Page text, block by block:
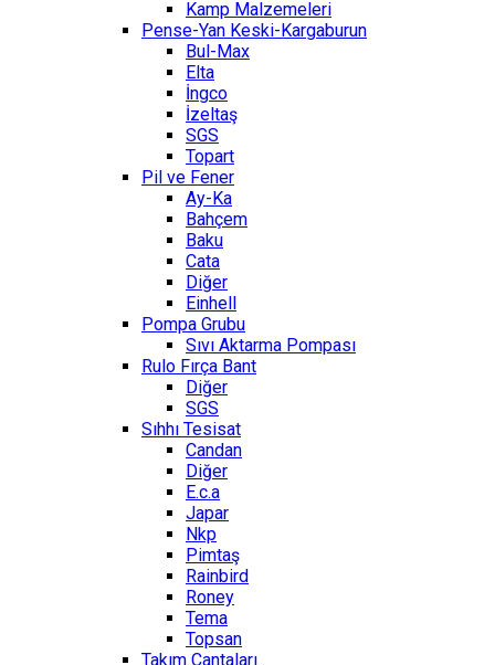
Kamp Malzemeleri
Pense-Yan Keski-Kargaburun
Bul-Max
Elta
İngco
İzeltaş
SGS
Topart
Pil ve Fener
Ay-Ka
Bahçem
Baku
Cata
Diğer
Einhell
Pompa Grubu
Sıvı Aktarma Pompası
Rulo Fırça Bant
Diğer
SGS
Sıhhı Tesisat
Candan
Diğer
E.c.a
Japar
Nkp
Pimtaş
Rainbird
Roney
Tema
Topsan
Takım Çantaları